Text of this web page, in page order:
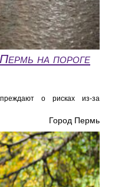
на пороге
о рисках из-за
Город Пермь